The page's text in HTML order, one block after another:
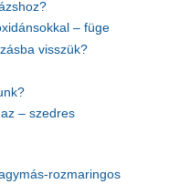
– füge
visszük?
– szedres
rozmaringos